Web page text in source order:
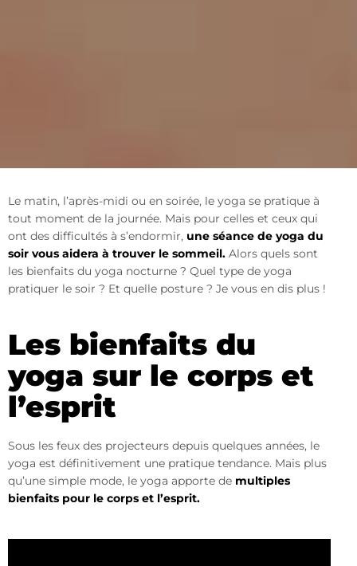
Le matin, l’après-midi ou en soirée, le yoga se pratique à
tout moment de la journée. Mais pour celles et ceux qui
ont des difficultés à s’endormir, une séance de yoga du
soir vous aidera à trouver le sommeil. Alors quels sont
les bienfaits du yoga nocturne ? Quel type de yoga
pratiquer le soir ? Et quelle posture ? Je vous en dis plus !
Les bienfaits du
yoga sur le corps et
l’esprit
Sous les feux des projecteurs depuis quelques années, le
yoga est définitivement une pratique tendance. Mais plus
qu’une simple mode, le yoga apporte de multiples
bienfaits pour le corps et l’esprit.